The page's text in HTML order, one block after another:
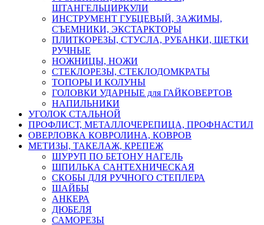
ШТАНГЕЛЬЦИРКУЛИ
ИНСТРУМЕНТ ГУБЦЕВЫЙ, ЗАЖИМЫ,
СЪЕМНИКИ, ЭКСТАРКТОРЫ
ПЛИТКОРЕЗЫ, СТУСЛА, РУБАНКИ, ЩЕТКИ
РУЧНЫЕ
НОЖНИЦЫ, НОЖИ
СТЕКЛОРЕЗЫ, СТЕКЛОДОМКРАТЫ
ТОПОРЫ И КОЛУНЫ
ГОЛОВКИ УДАРНЫЕ для ГАЙКОВЕРТОВ
НАПИЛЬНИКИ
УГОЛОК СТАЛЬНОЙ
ПРОФЛИСТ, МЕТАЛЛОЧЕРЕПИЦА, ПРОФНАСТИЛ
ОВЕРЛОВКА КОВРОЛИНА, КОВРОВ
МЕТИЗЫ, ТАКЕЛАЖ, КРЕПЕЖ
ШУРУП ПО БЕТОНУ НАГЕЛЬ
ШПИЛЬКА САНТЕХНИЧЕСКАЯ
СКОБЫ ДЛЯ РУЧНОГО СТЕПЛЕРА
ШАЙБЫ
АНКЕРА
ДЮБЕЛЯ
САМОРЕЗЫ